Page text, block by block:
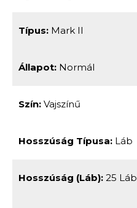
Típus: Mark II
Állapot: Normál
Szín: Vajszínű
Hosszúság Típusa: Láb
Hosszúság (láb): 25 Láb